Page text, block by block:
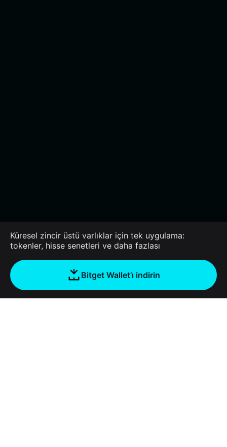
Küresel zincir üstü varlıklar için tek uygulama:
tokenler, hisse senetleri ve daha fazlası
Bitget Wallet’ı indirin